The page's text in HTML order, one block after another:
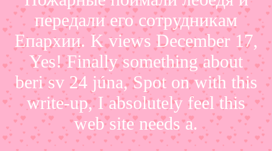
передали его сотрудникам
Епархии. K views December 17,
Yes! Finally something about
beri sv 24 júna, Spot on with this
write-up, I absolutely feel this
web site needs a.